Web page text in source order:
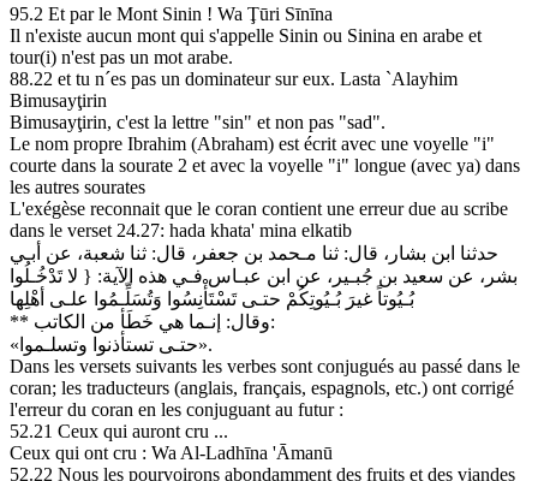
95.2 Et par le Mont Sinin ! Wa Ţūri Sīnīna
Il n'existe aucun mont qui s'appelle Sinin ou Sinina en arabe et
tour(i) n'est pas un mot arabe.
88.22 et tu n´es pas un dominateur sur eux. Lasta `Alayhim
Bimusayţirin
Bimusayţirin, c'est la lettre "sin" et non pas "sad".
Le nom propre Ibrahim (Abraham) est écrit avec une voyelle "i"
courte dans la sourate 2 et avec la voyelle "i" longue (avec ya) dans
les autres sourates
L'exégèse reconnait que le coran contient une erreur due au scribe
dans le verset 24.27: hada khata' mina elkatib
حدثنا ابن بشار، قال: ثنا مـحمد بن جعفر، قال: ثنا شعبة، عن أبـي
بشر، عن سعيد بن جُبـير، عن ابن عبـاس فـي هذه الآية: { لا تَدْخُـلُوا
بُـيُوتاً غيرَ بُـيُوتِكُمْ حتـى تَسْتَأْنِسُوا وَتُسَلِّـمُوا علـى أهْلِها
** وقال: إنـما هي خَطَأ من الكاتب:
«حتـى تستأذنوا وتسلـموا».
Dans les versets suivants les verbes sont conjugués au passé dans le
coran; les traducteurs (anglais, français, espagnols, etc.) ont corrigé
l'erreur du coran en les conjuguant au futur :
52.21 Ceux qui auront cru ...
Ceux qui ont cru : Wa Al-Ladhīna 'Āmanū
52.22 Nous les pourvoirons abondamment des fruits et des viandes